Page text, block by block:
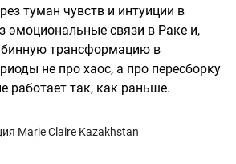
туман чувств и интуиции в
эмоциональные связи в Раке и,
трансформацию в
не про хаос, а про пересборку
работает так, как раньше.
Marie Claire Kazakhstan